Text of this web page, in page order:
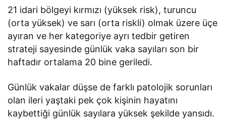
21 idari bölgeyi kırmızı (yüksek risk), turuncu
(orta yüksek) ve sarı (orta riskli) olmak üzere üçe
ayıran ve her kategoriye ayrı tedbir getiren
strateji sayesinde günlük vaka sayıları son bir
haftadır ortalama 20 bine geriledi.
Günlük vakalar düşse de farklı patolojik sorunları
olan ileri yaştaki pek çok kişinin hayatını
kaybettiği günlük sayılara yüksek şekilde yansıdı.